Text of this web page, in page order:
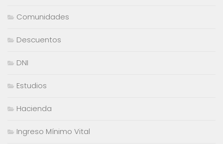
Comunidades
Descuentos
DNI
Estudios
Hacienda
Ingreso Mínimo Vital